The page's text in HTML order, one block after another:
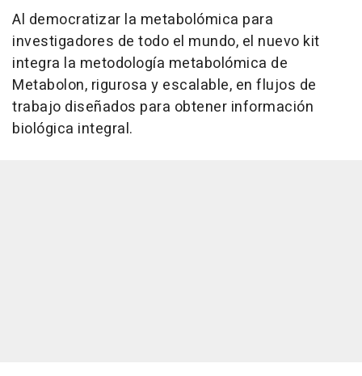
Al democratizar la metabolómica para
investigadores de todo el mundo, el nuevo kit
integra la metodología metabolómica de
Metabolon, rigurosa y escalable, en flujos de
trabajo diseñados para obtener información
biológica integral.